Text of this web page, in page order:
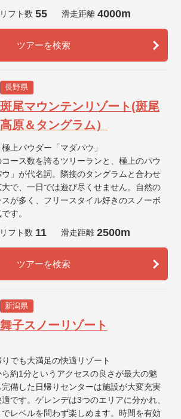
リフト数 55 滑走距離 4000m
ツアーを検索
長野県
斑尾マウンテンリゾート(斑尾
高原＆タングラム）
上パウダー「マダパウ」
ース数を誇るツリーランと、極上のパウ
」が代名詞。隣接のタングラムと合わせ
で、一日では遊び尽くせません。自然の
が多く、フリースタイル好きのスノーボ
す。
リフト数 11 滑走距離 2500m
ツアーを検索
新潟県
舞子スノーリゾート
でも大満足の快適リゾート
約1分というアクセスの良さが最大の魅
備した日帰りセンターは施設が大変充実
です。ゲレンデは3つのエリアに分かれ、
レベルを問わず楽しめます。時間を有効